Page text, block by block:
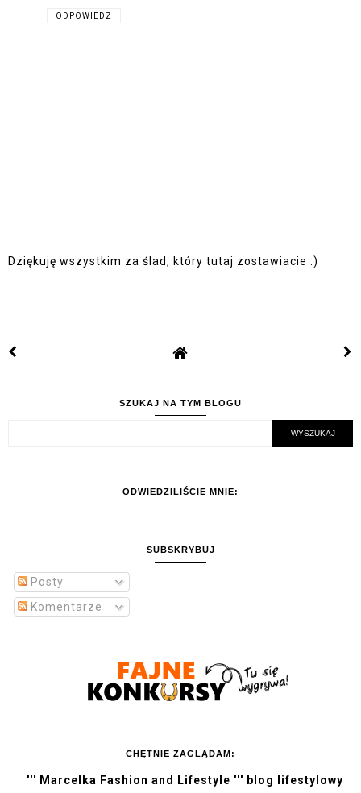
ODPOWIEDZ
Dziękuję wszystkim za ślad, który tutaj zostawiacie :)
SZUKAJ NA TYM BLOGU
ODWIEDZILIŚCIE MNIE:
SUBSKRYBUJ
Posty
Komentarze
CHĘTNIE ZAGLĄDAM:
''' Marcelka Fashion and Lifestyle ''' blog lifestylowy